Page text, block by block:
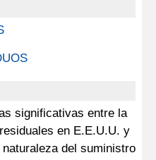
significativas entre la
en E.E.U.U. y
del suministro